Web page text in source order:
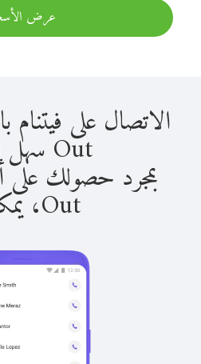
عرض
Out سهل للغاية.
Out، يمكنك: